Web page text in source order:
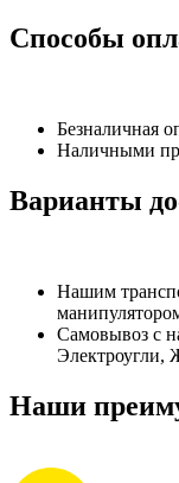
Способы
Безналичная
Наличными
Варианты
Нашим
Самовывоз с
Электроугли,
Наши